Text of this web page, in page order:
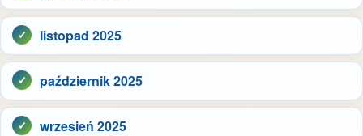
listopad 2025
październik 2025
wrzesień 2025